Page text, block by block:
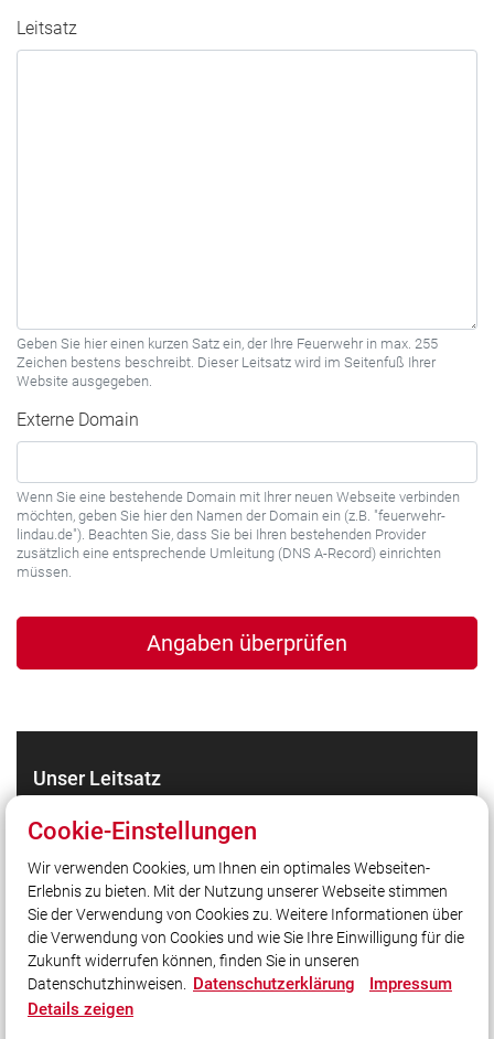
Leitsatz
Geben Sie hier einen kurzen Satz ein, der Ihre Feuerwehr in max. 255
Zeichen bestens beschreibt. Dieser Leitsatz wird im Seitenfuß Ihrer
Website ausgegeben.
Externe Domain
Wenn Sie eine bestehende Domain mit Ihrer neuen Webseite verbinden
möchten, geben Sie hier den Namen der Domain ein (z.B. "feuerwehr-
lindau.de"). Beachten Sie, dass Sie bei Ihren bestehenden Provider
zusätzlich eine entsprechende Umleitung (DNS A-Record) einrichten
müssen.
Unser Leitsatz
Carl-von-Linde-Straße 42
85716 Unterschleißheim
Telefon: +49 89 / 388 372-0
Telefax: +49 89 / 388 372-18
E-Mail: geschaeftsstelle@lfv-bayern.de
Social Media
Cookie-Einstellungen
Wir verwenden Cookies, um Ihnen ein optimales Webseiten-
Erlebnis zu bieten. Mit der Nutzung unserer Webseite stimmen
Sie der Verwendung von Cookies zu. Weitere Informationen über
die Verwendung von Cookies und wie Sie Ihre Einwilligung für die
Zukunft widerrufen können, finden Sie in unseren
Datenschutzhinweisen. Datenschutzerklärung
Impressum
Details zeigen